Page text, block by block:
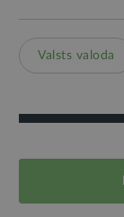
Valsts valoda